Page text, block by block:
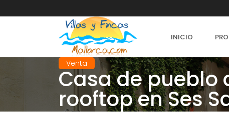
INICIO
Venta
Casa de pueblo
rooftop en Ses